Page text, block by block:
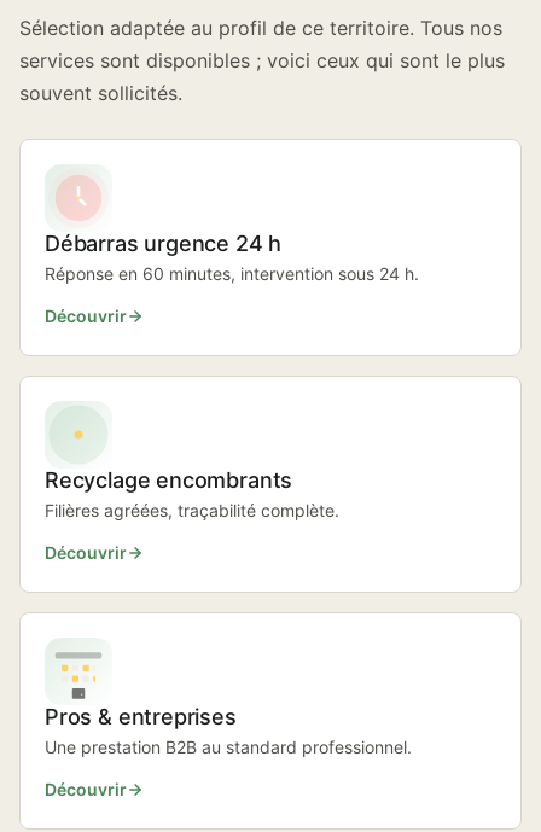
Sélection adaptée au profil de ce territoire. Tous nos
services sont disponibles ; voici ceux qui sont le plus
souvent sollicités.
Débarras urgence 24 h
Réponse en 60 minutes, intervention sous 24 h.
Découvrir
Recyclage encombrants
Filières agréées, traçabilité complète.
Découvrir
Pros & entreprises
Une prestation B2B au standard professionnel.
Découvrir